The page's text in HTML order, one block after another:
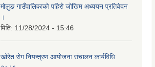
मोलुङ गाउँपालिकाको पहिरो जोखिम अध्ययन प्रतिवेदन
।
मिति: 11/28/2024 - 15:46
खोरेत रोग नियन्त्रण आयोजना संचालन कार्यविधि